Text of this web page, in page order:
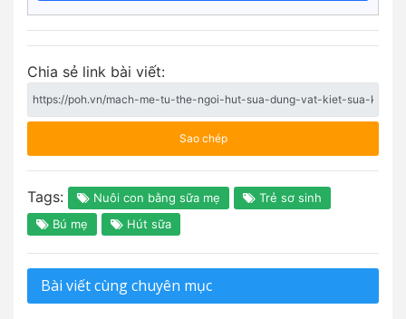
Chia sẻ link bài viết:
Sao chép
Tags: Nuôi con bằng sữa mẹ
Trẻ sơ sinh
Bú mẹ
Hút sữa
Bài viết cùng chuyên mục